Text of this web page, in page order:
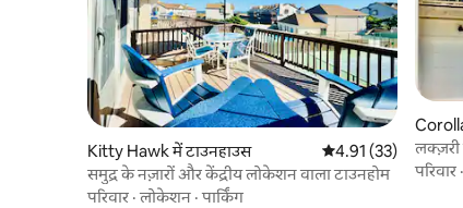
Kitty Hawk में टाउनहाउस औसत रेटिंग 5 में से
4.91 (33)
समुद्र के नज़ारों और केंद्रीय लोकेशन वाला टाउनहोम
परिवार ·लोकेशन ·पार्किंग
OBX
परिवार